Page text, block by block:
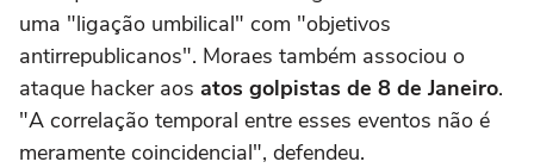
uma "ligação umbilical" com "objetivos
antirrepublicanos". Moraes também associou o
ataque hacker aos atos golpistas de 8 de Janeiro.
"A correlação temporal entre esses eventos não é
meramente coincidencial", defendeu.